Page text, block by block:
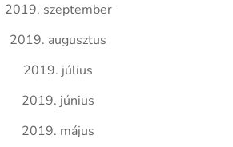
2019. szeptember
2019. augusztus
2019. július
2019. június
2019. május